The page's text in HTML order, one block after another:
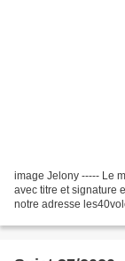
image Jelony ----- Le
avec titre et signature
notre adresse